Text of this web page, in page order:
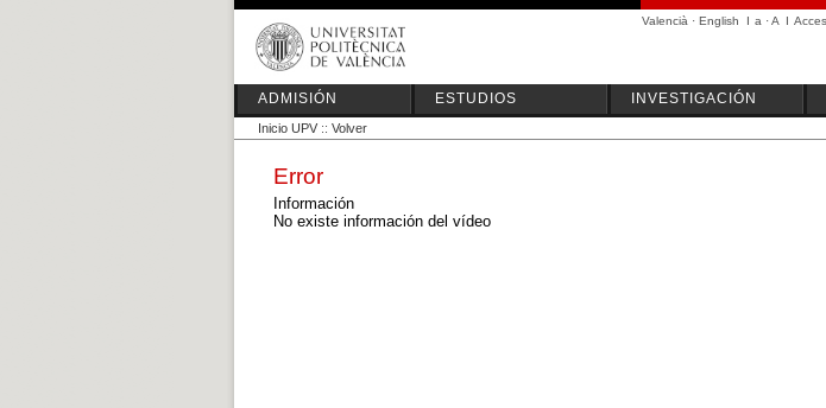
Valencià · English I a ·A I
ADMISIÓN ESTUDIOS INVESTIGACIÓN
Inicio UPV :: Volver
Error
Información
No existe información del vídeo